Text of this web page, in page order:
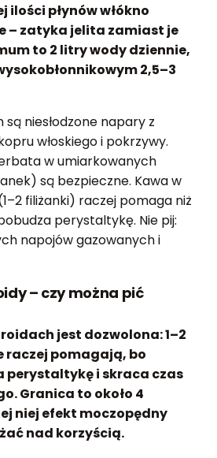
ilości płynów włókno
– zatyka jelita zamiast je
to 2 litry wody dziennie,
2,5–3
niesłodzone napary z
włoskiego i pokrzywy.
w umiarkowanych
są bezpieczne. Kawa w
filiżanki) raczej pomaga niż
perystaltykę. Nie pij:
napojów gazowanych i
– czy można pić
jest dozwolona: 1–2
raczej pomagają, bo
perystaltykę i skraca czas
Granica to około 4
niej efekt moczopędny
nad korzyścią.